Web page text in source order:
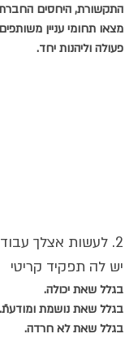
התקשורת, היחסים
מצאו תחומי עניין
פעולה וליהנות יחד.
2. לעשות אצלך עבודה פנימית.
יש לה תפקיד קריטי
בגלל שאת יכולה.
בגלל שאת נושמת ומודעתֿ.
בגלל שאת לא חרדה.